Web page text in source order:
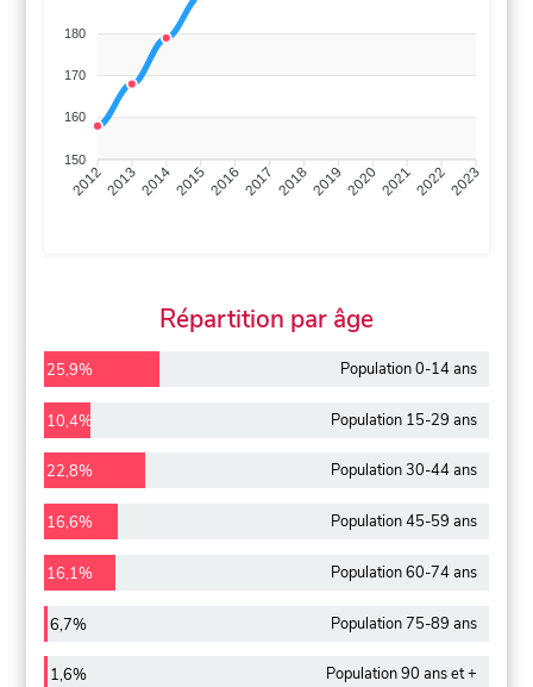
180
170
160
150
201220132014201520162017 20182019 2020202120222023
Répartition par âge
25,9% Population 0-14 ans
10,4% Population 15-29 ans
22,8% Population 30-44 ans
16,6% Population 45-59 ans
16,1% Population 60-74 ans
6,7% Population 75-89 ans
1,6% Population 90 ans et +